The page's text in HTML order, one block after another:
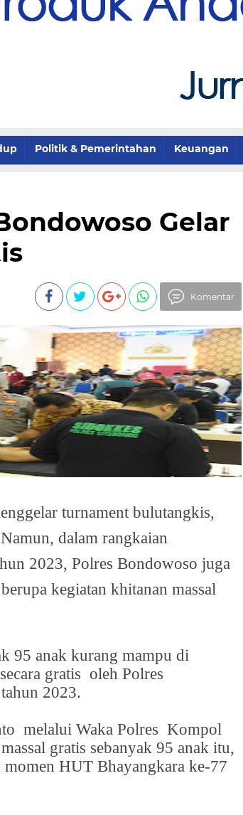
Politik & Pemerintahan Keuangan
Gelar
Komentar
turnament bulutangkis,
dalam rangkaian
2023, Polres Bondowoso juga
kegiatan khitanan massal
95 anak kurang mampu di
gratis oleh Polres
2023.
melalui Waka Polres Kompol
gratis sebanyak 95 anak itu,
HUT Bhayangkara ke-77